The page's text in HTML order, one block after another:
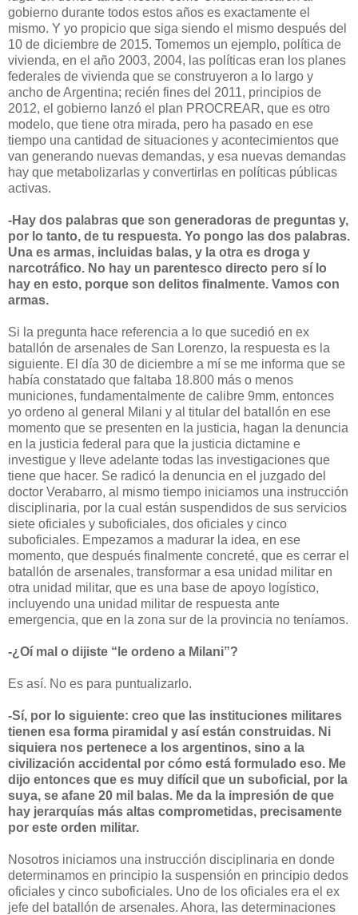
gobierno durante todos estos años es exactamente el
mismo. Y yo propicio que siga siendo el mismo después del
10 de diciembre de 2015. Tomemos un ejemplo, política de
vivienda, en el año 2003, 2004, las políticas eran los planes
federales de vivienda que se construyeron a lo largo y
ancho de Argentina; recién fines del 2011, principios de
2012, el gobierno lanzó el plan PROCREAR, que es otro
modelo, que tiene otra mirada, pero ha pasado en ese
tiempo una cantidad de situaciones y acontecimientos que
van generando nuevas demandas, y esa nuevas demandas
hay que metabolizarlas y convertirlas en políticas públicas
activas.
-Hay dos palabras que son generadoras de preguntas y,
por lo tanto, de tu respuesta. Yo pongo las dos palabras.
Una es armas, incluidas balas, y la otra es droga y
narcotráfico. No hay un parentesco directo pero sí lo
hay en esto, porque son delitos finalmente. Vamos con
armas.
Si la pregunta hace referencia a lo que sucedió en ex
batallón de arsenales de San Lorenzo, la respuesta es la
siguiente. El día 30 de diciembre a mí se me informa que se
había constatado que faltaba 18.800 más o menos
municiones, fundamentalmente de calibre 9mm, entonces
yo ordeno al general Milani y al titular del batallón en ese
momento que se presenten en la justicia, hagan la denuncia
en la justicia federal para que la justicia dictamine e
investigue y lleve adelante todas las investigaciones que
tiene que hacer. Se radicó la denuncia en el juzgado del
doctor Verabarro, al mismo tiempo iniciamos una instrucción
disciplinaria, por la cual están suspendidos de sus servicios
siete oficiales y suboficiales, dos oficiales y cinco
suboficiales. Empezamos a madurar la idea, en ese
momento, que después finalmente concreté, que es cerrar el
batallón de arsenales, transformar a esa unidad militar en
otra unidad militar, que es una base de apoyo logístico,
incluyendo una unidad militar de respuesta ante
emergencia, que en la zona sur de la provincia no teníamos.
-¿Oí mal o dijiste “le ordeno a Milani”?
Es así. No es para puntualizarlo.
-Sí, por lo siguiente: creo que las instituciones militares
tienen esa forma piramidal y así están construidas. Ni
siquiera nos pertenece a los argentinos, sino a la
civilización accidental por cómo está formulado eso. Me
dijo entonces que es muy difícil que un suboficial, por la
suya, se afane 20 mil balas. Me da la impresión de que
hay jerarquías más altas comprometidas, precisamente
por este orden militar.
Nosotros iniciamos una instrucción disciplinaria en donde
determinamos en principio la suspensión en principio dedos
oficiales y cinco suboficiales. Uno de los oficiales era el ex
jefe del batallón de arsenales. Ahora, las determinaciones